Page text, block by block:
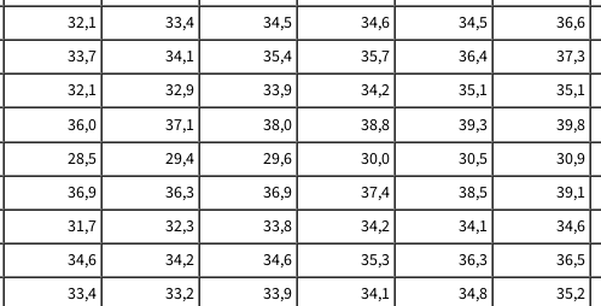
32,1 33,4 34,5 34,6 34,5
36,6
33,7 34,1 35,4 35,7 36,4
37,3
32,1 32,9 33,9 34,2 35,1
35,1
36,0 37,1 38,0 38,8 39,3
39,8
28,5 29,4 29,6 30,0 30,5
30,9
36,9 36,3 36,9 37,4 38,5
39,1
31,7 32,3 33,8 34,2 34,1
34,6
34,6 34,2 34,6 35,3 36,3
36,5
33,4 33,2 33,9 34,1 34,8
35,2